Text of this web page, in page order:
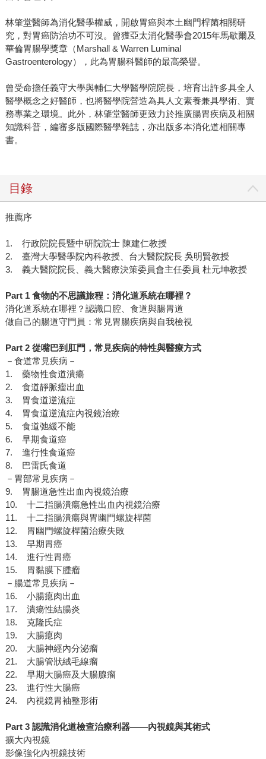
林肇堂醫師為消化醫學權威，開啟胃癌與本土幽門桿菌相關研
究，對胃癌防治功不可沒。曾獲亞太消化醫學會2015年馬歇爾及
華倫胃腸學獎章（Marshall & Warren Luminal
Gastroenterology），此為胃腸科醫師的最高榮譽。
曾受命擔任義守大學與輔仁大學醫學院院長，培育出許多具全人
醫學概念之好醫師，也將醫學院營造為具人文素養兼具學術、實
務專業之環境。此外，林肇堂醫師更致力於推廣腸胃疾病及相關
知識科普，編審多版國際醫學雜誌，亦出版多本消化道相關專
書。
目錄
推薦序
1. 行政院院長暨中研院院士 陳建仁教授
2. 臺灣大學醫學院內科教授、台大醫院院長 吳明賢教授
3. 義大醫院院長、義大醫療決策委員會主任委員 杜元坤教授
Part 1 食物的不思議旅程：消化道系統在哪裡？
消化道系統在哪裡？認識口腔、食道與腸胃道
做自己的腸道守門員：常見胃腸疾病與自我檢視
Part 2 從嘴巴到肛門，常見疾病的特性與醫療方式
－食道常見疾病－
1. 藥物性食道潰瘍
2. 食道靜脈瘤出血
3. 胃食道逆流症
4. 胃食道逆流症內視鏡治療
5. 食道弛緩不能
6. 早期食道癌
7. 進行性食道癌
8. 巴雷氏食道
－胃部常見疾病－
9. 胃腸道急性出血內視鏡治療
10. 十二指腸潰瘍急性出血內視鏡治療
11. 十二指腸潰瘍與胃幽門螺旋桿菌
12. 胃幽門螺旋桿菌治療失敗
13. 早期胃癌
14. 進行性胃癌
15. 胃黏膜下腫瘤
－腸道常見疾病－
16. 小腸瘜肉出血
17. 潰瘍性結腸炎
18. 克隆氏症
19. 大腸瘜肉
20. 大腸神經內分泌瘤
21. 大腸管狀絨毛線瘤
22. 早期大腸癌及大腸腺瘤
23. 進行性大腸癌
24. 內視鏡胃袖整形術
Part 3 認識消化道檢查治療利器——內視鏡與其術式
擴大內視鏡
影像強化內視鏡技術